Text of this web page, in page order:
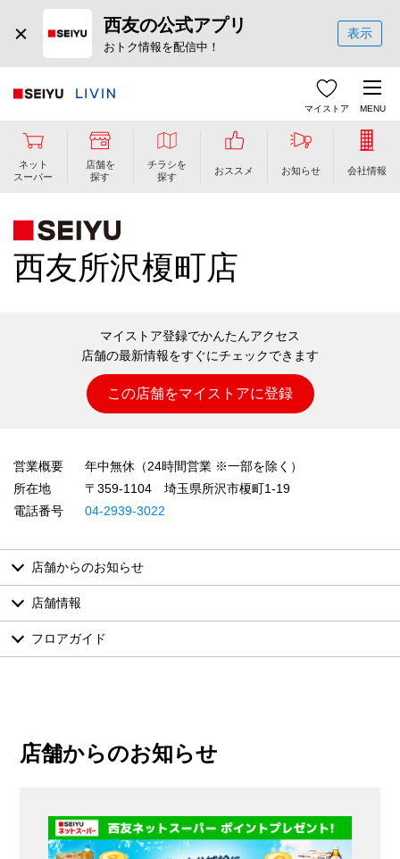
西友の公式アプリ
おトク情報を配信中！
表示
マイストア MENU
ネット
スーパー
店舗を
探す
チラシを
探す
おススメ お知らせ 会社情報
西友所沢榎町店
マイストア登録でかんたんアクセス
店舗の最新情報をすぐにチェックできます
この店舗をマイストアに登録
営業概要
年中無休（24時間営業 ※一部を除く）
所在地
〒359-1104 埼玉県所沢市榎町1-19
電話番号
04-2939-3022
店舗からのお知らせ
店舗情報
フロアガイド
店舗からのお知らせ